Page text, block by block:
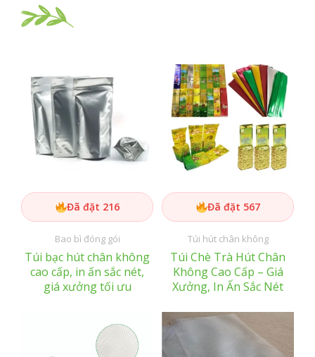
Đã đặt 216
Bao bì đóng gói
Túi bạc hút chân không
cao cấp, in ấn sắc nét,
giá xưởng tối ưu
Đã đặt 567
Túi hút chân không
Túi Chè Trà Hút Chân
Không Cao Cấp – Giá
Xưởng, In Ấn Sắc Nét